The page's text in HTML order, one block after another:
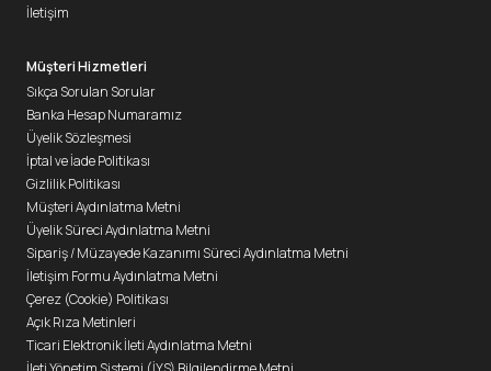
İletişim
Müşteri Hizmetleri
Sıkça Sorulan Sorular
Banka Hesap Numaramız
Üyelik Sözleşmesi
İptal ve İade Politikası
Gizlilik Politikası
Müşteri Aydınlatma Metni
Üyelik Süreci Aydınlatma Metni
Sipariş / Müzayede Kazanımı Süreci Aydınlatma Metni
İletişim Formu Aydınlatma Metni
Çerez (Cookie) Politikası
Açık Rıza Metinleri
Ticari Elektronik İleti Aydınlatma Metni